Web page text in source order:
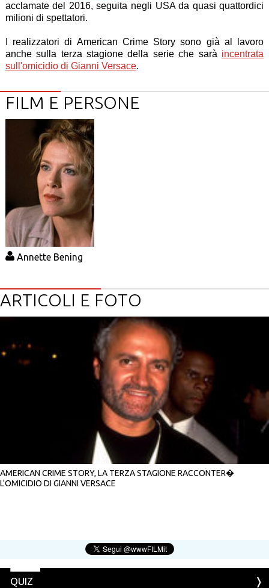
acclamate del 2016, seguita negli USA da quasi quattordici
milioni di spettatori.
I realizzatori di American Crime Story sono già al lavoro
anche sulla terza stagione della serie che sarà incentrata
sull'omicidio di Gianni Versace.
FILM E PERSONE
Annette Bening
ARTICOLI E FOTO
AMERICAN CRIME STORY, LA TERZA STAGIONE RACCONTER�
L'OMICIDIO DI GIANNI VERSACE
QUIZ